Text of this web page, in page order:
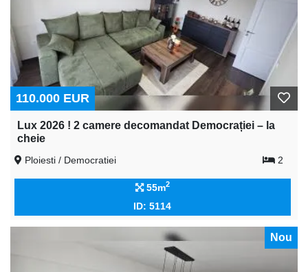
110.000 EUR
Lux 2026 ! 2 camere decomandat Democrației – la
cheie
Ploiesti / Democratiei 2
55m2
ID: 5114
Nou